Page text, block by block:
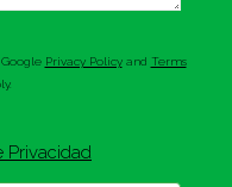
Privacy Policyand Terms
Privacidad